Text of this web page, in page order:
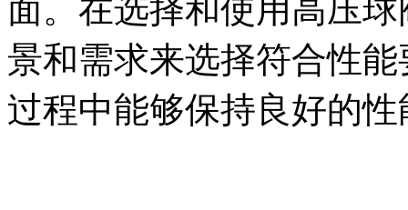
面。在选择和使用高压
景和需求来选择符合性
过程中能够保持良好的